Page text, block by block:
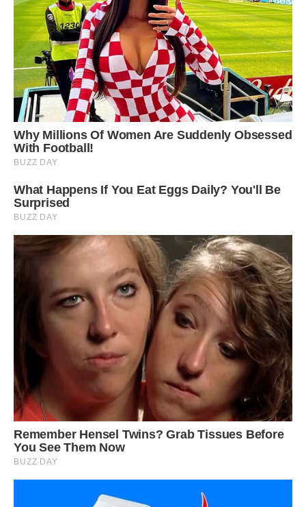
їм величезне задоволення і водночас допомагає досягти
амбітних цілей. Адже зодіакальний Лев повинен бути
найкращим у всьому.
Недарма в списку “100 найбагатших за версією журналу
Forbes” цілих 14 мільярдерів – зодіакальні Леви. Серед
них ми знаходимо, наприклад, співзасновника компанії
«Google» Сергія Бріна, активи якого оцінені в 47,5 мільярда
доларів, а також Франсуа Піно, власника модного
будинку Gucci та Іва Сен-Лорана з 27 мільярдами доларів
на рахунку.
Передрук без посилання на ibilingua.com – заборонений!